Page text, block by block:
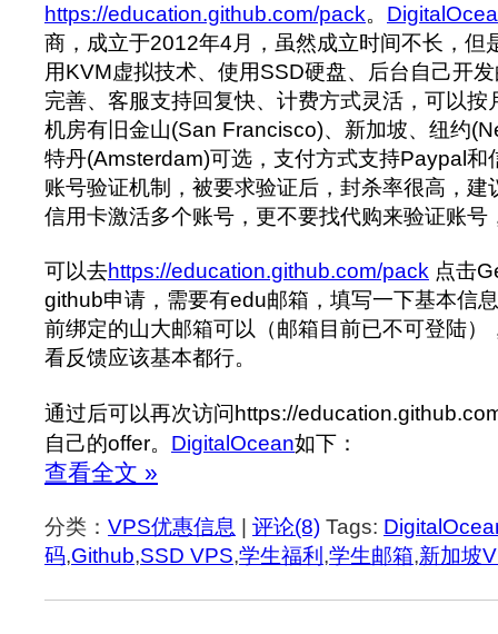
https://education.github.com/pack。
商，成立于2012年4月，虽然成立时间不长，但
用KVM虚拟技术、使用SSD硬盘、后台自己开
完善、客服支持回复快、计费方式灵活，可以按
机房有旧金山(San Francisco)、新加坡、纽约
特丹(Amsterdam)可选，支付方式支持Paypal和
账号验证机制，被要求验证后，封杀率很高，
信用卡激活多个账号，更不要找代购来验证账号
可以去https://education.github.com/pack 点击
github申请，需要有edu邮箱，填写一下基本信
前绑定的山大邮箱可以（邮箱目前已不可登陆）
看反馈应该基本都行。
通过后可以再次访问https://
自己的offer。 DigitalOcean如下：
查看全文 »
分类： VPS优惠信息 评论(8) Tags:
码,Github,SSD VPS,学生福利 ,学生邮箱,新加坡